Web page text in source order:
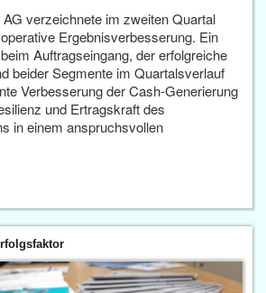
verzeichnete im zweiten Quartal
Ergebnisverbesserung. Ein
Auftragseingang, der erfolgreiche
beider Segmente im Quartalsverlauf
Verbesserung der Cash-Generierung
und Ertragskraft des
in einem anspruchsvollen